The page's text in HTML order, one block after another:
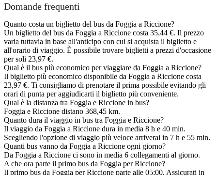
Domande frequenti
Quanto costa un biglietto del bus da Foggia a Riccione?
Un biglietto del bus da Foggia a Riccione costa 35,44 €. Il prezzo
varia tuttavia in base all'anticipo con cui si acquista il biglietto e
all'orario di viaggio. È possibile trovare biglietti a prezzi d'occasione
per soli 23,97 €.
Qual è il bus più economico per viaggiare da Foggia a Riccione?
Il biglietto più economico disponibile da Foggia a Riccione costa
23,97 €. Ti consigliamo di prenotare il prima possibile evitando gli
orari di punta per aggiudicarti il biglietto più conveniente.
Qual è la distanza tra Foggia e Riccione in bus?
Foggia e Riccione distano 368,45 km.
Quanto dura il viaggio in bus tra Foggia e Riccione?
Il viaggio da Foggia a Riccione dura in media 8 h e 40 min.
Scegliendo l'opzione di viaggio più veloce arriverai in 7 h e 55 min.
Quanti bus vanno da Foggia a Riccione ogni giorno?
Da Foggia a Riccione ci sono in media 6 collegamenti al giorno.
A che ora parte il primo bus da Foggia per Riccione?
Il primo bus da Foggia per Riccione parte alle 05:00. Assicurati in